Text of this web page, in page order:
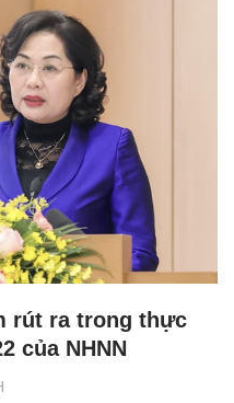
rút ra trong thực
của NHNN